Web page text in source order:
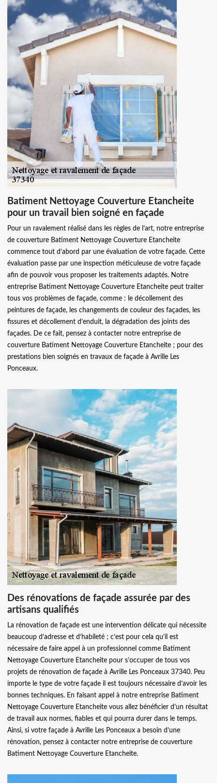
Batiment Nettoyage Couverture Etancheite
pour un travail bien soigné en façade
Pour un ravalement réalisé dans les règles de l’art, notre entreprise
de couverture Batiment Nettoyage Couverture Etancheite
commence tout d’abord par une évaluation de votre façade. Cette
évaluation passe par une inspection méticuleuse de votre façade
afin de pouvoir vous proposer les traitements adaptés. Notre
entreprise Batiment Nettoyage Couverture Etancheite peut traiter
tous vos problèmes de façade, comme : le décollement des
peintures de façade, les changements de couleur des façades, les
fissures et décollement d’enduit, la dégradation des joints des
façades. De ce fait, pensez à contacter notre entreprise de
couverture Batiment Nettoyage Couverture Etancheite ; pour des
prestations bien soignés en travaux de façade à Avrille Les
Ponceaux.
Des rénovations de façade assurée par des
artisans qualifiés
La rénovation de façade est une intervention délicate qui nécessite
beaucoup d’adresse et d’habileté ; c’est pour cela qu’il est
nécessaire de faire appel à un professionnel comme Batiment
Nettoyage Couverture Etancheite pour s’occuper de tous vos
projets de rénovation de façade à Avrille Les Ponceaux 37340. Peu
importe le type de votre façade il est toujours nécessaire d’avoir les
bonnes techniques. En faisant appel à notre entreprise Batiment
Nettoyage Couverture Etancheite vous allez bénéficier d’un résultat
de travail aux normes, fiables et qui pourra durer dans le temps.
Ainsi, si votre façade à Avrille Les Ponceaux a besoin d’une
rénovation, pensez à contacter notre entreprise de couverture
Batiment Nettoyage Couverture Etancheite.